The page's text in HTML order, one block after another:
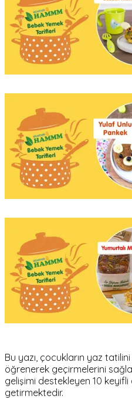
Bu yazı, çocukların yaz
öğrenerek geçirmelerini
gelişimi destekleyen 10
getirmektedir.